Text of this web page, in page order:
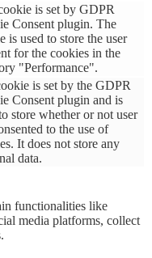
is set by GDPR
Consent plugin. The
is used to store the user
for the cookies in the
"Performance".
is set by the GDPR
Consent plugin and is
store whether or not user
to the use of
It does not store any
data.
functionalities like
media platforms, collect